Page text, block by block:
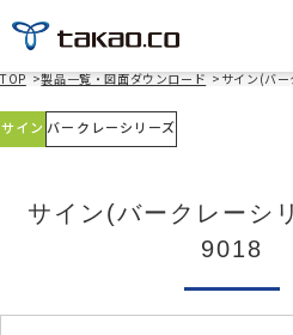
TOP >製品一覧・図面ダウンロード > サイン(バ
サイン バークレーシリーズ
サイン(バークレー
9018